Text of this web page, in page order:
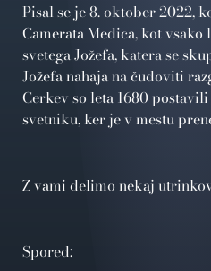
Pisal se je 8. oktober 2022,
Camerata Medica, kot
svetega Jožefa, katera se
Jožefa nahaja na čudoviti
Cerkev so leta 1680
svetniku, ker je v mestu
Z vami delimo nekaj
Spored: